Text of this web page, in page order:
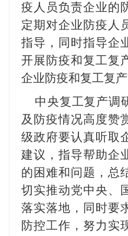
疫人员负责企业的
定期对企业防疫人
指导，同时指导企
开展防疫和复工复
企业防疫和复工复产
中央复工复产调
及防疫情况高度赞
级政府要认真听取
建议，指导帮助企
的困难和问题，总
切实推动党中央、
落实落地，同时要
防控工作，努力实